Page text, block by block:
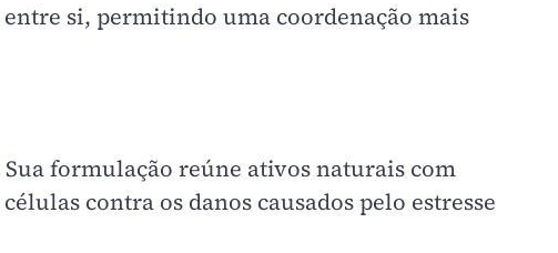
si, permitindo uma coordenação mais
Sua formulação reúne ativos naturais com
contra os danos causados pelo estresse